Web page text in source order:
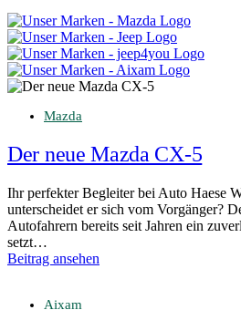
Mazda
Der neue Mazda CX-5
Ihr perfekter Begleiter bei Auto Haese
unterscheidet er sich vom Vorgänger?
Autofahrern bereits seit Jahren ein
setzt…
Beitrag ansehen
Aixam